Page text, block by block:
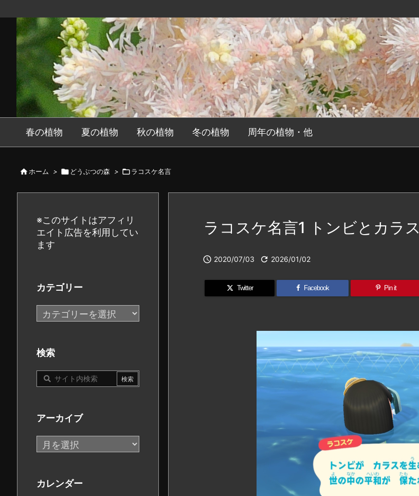
春の植物 夏の植物 秋の植物 冬の植物 周年の植物・他
 ホーム >  どうぶつの森 > ラコスケ名言
ラコスケ名言1 トンビとカラス
 2020/07/03  2026/01/02
Twitter Facebook Pin it
※このサイトはアフィリ
エイト広告を利用してい
ます
カテゴリー
カ
テ
リ
ー
検索
アーカイブ
ア
ー
イ
ブ
カレンダー